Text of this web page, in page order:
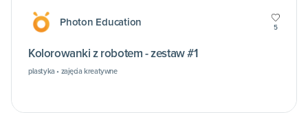
Photon Education 5
Kolorowanki z robotem - zestaw #1
plastyka • zajęcia kreatywne